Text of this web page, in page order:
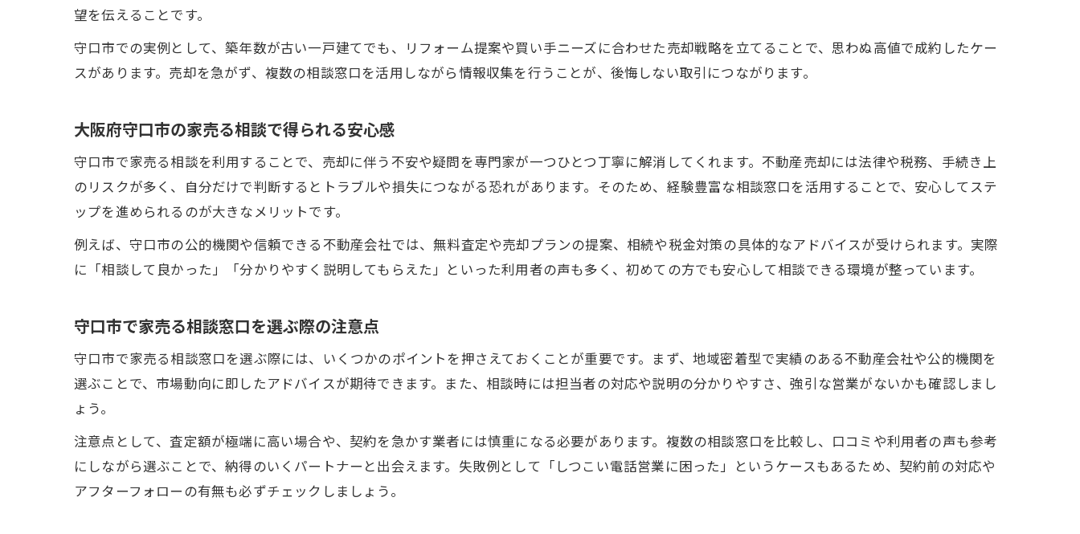
家売る時に守口市で安心できる相談先の見極め方
家売る相談時のしつこい営業を守口市で防ぐ方法
守口市の家売る相談でしつこい連絡を避けるコツ
守口市で相談相手に迷った時の判断基準とは
守口市で家売る相談先を決めるポイント
家売る相談の守口市での最適な選択方法
望を伝えることです。
守口市での実例として、築年数が古い一戸建てでも、リフォーム提案や買い手ニーズに合わせた売却戦略を立てることで、思わぬ高値で成約したケー
スがあります。売却を急がず、複数の相談窓口を活用しながら情報収集を行うことが、後悔しない取引につながります。
大阪府守口市の家売る相談で得られる安心感
守口市で家売る相談を利用することで、売却に伴う不安や疑問を専門家が一つひとつ丁寧に解消してくれます。不動産売却には法律や税務、手続き上
のリスクが多く、自分だけで判断するとトラブルや損失につながる恐れがあります。そのため、経験豊富な相談窓口を活用することで、安心してステ
ップを進められるのが大きなメリットです。
例えば、守口市の公的機関や信頼できる不動産会社では、無料査定や売却プランの提案、相続や税金対策の具体的なアドバイスが受けられます。実際
に「相談して良かった」「分かりやすく説明してもらえた」といった利用者の声も多く、初めての方でも安心して相談できる環境が整っています。
守口市で家売る相談窓口を選ぶ際の注意点
守口市で家売る相談窓口を選ぶ際には、いくつかのポイントを押さえておくことが重要です。まず、地域密着型で実績のある不動産会社や公的機関を
選ぶことで、市場動向に即したアドバイスが期待できます。また、相談時には担当者の対応や説明の分かりやすさ、強引な営業がないかも確認しまし
ょう。
注意点として、査定額が極端に高い場合や、契約を急かす業者には慎重になる必要があります。複数の相談窓口を比較し、口コミや利用者の声も参考
にしながら選ぶことで、納得のいくパートナーと出会えます。失敗例として「しつこい電話営業に困った」というケースもあるため、契約前の対応や
アフターフォローの有無も必ずチェックしましょう。